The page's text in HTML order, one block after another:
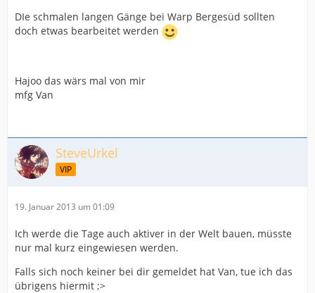
DIe schmalen langen Gänge bei Warp Bergesüd sollten
doch etwas bearbeitet werden
Hajoo das wärs mal von mir
mfg Van
SteveUrkel
VIP
19. Januar 2013 um 01:09
Ich werde die Tage auch aktiver in der Welt bauen, müsste
nur mal kurz eingewiesen werden.
Falls sich noch keiner bei dir gemeldet hat Van, tue ich das
übrigens hiermit ;>